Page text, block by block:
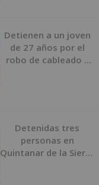
Detienen a un joven
de 27 años por el
robo de cableado y
Detenidas tres
personas en
Quintanar de la Sierra